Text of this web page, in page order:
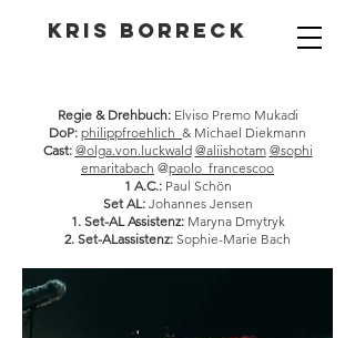
Kris Borreck
Regie & Drehbuch:Elviso Premo Mukadi
DoP: philippfroehlich_ & Michael Diekmann
Cast: @olga.von.luckwald @aliishotam @sophi
emaritabach @paolo_francescoo
1 A.C.: Paul Schön
Set AL:Johannes Jensen
1. Set-AL Assistenz: Maryna Dmytryk
2. Set-ALassistenz: Sophie-Marie Bach